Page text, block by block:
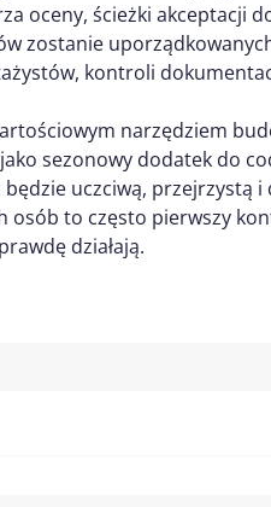
oceny, ścieżki akceptacji
zostanie
kontroli
narzędziem
sezonowy dodatek do
uczciwą, przejrzystą
osób to często pierwszy
działają.